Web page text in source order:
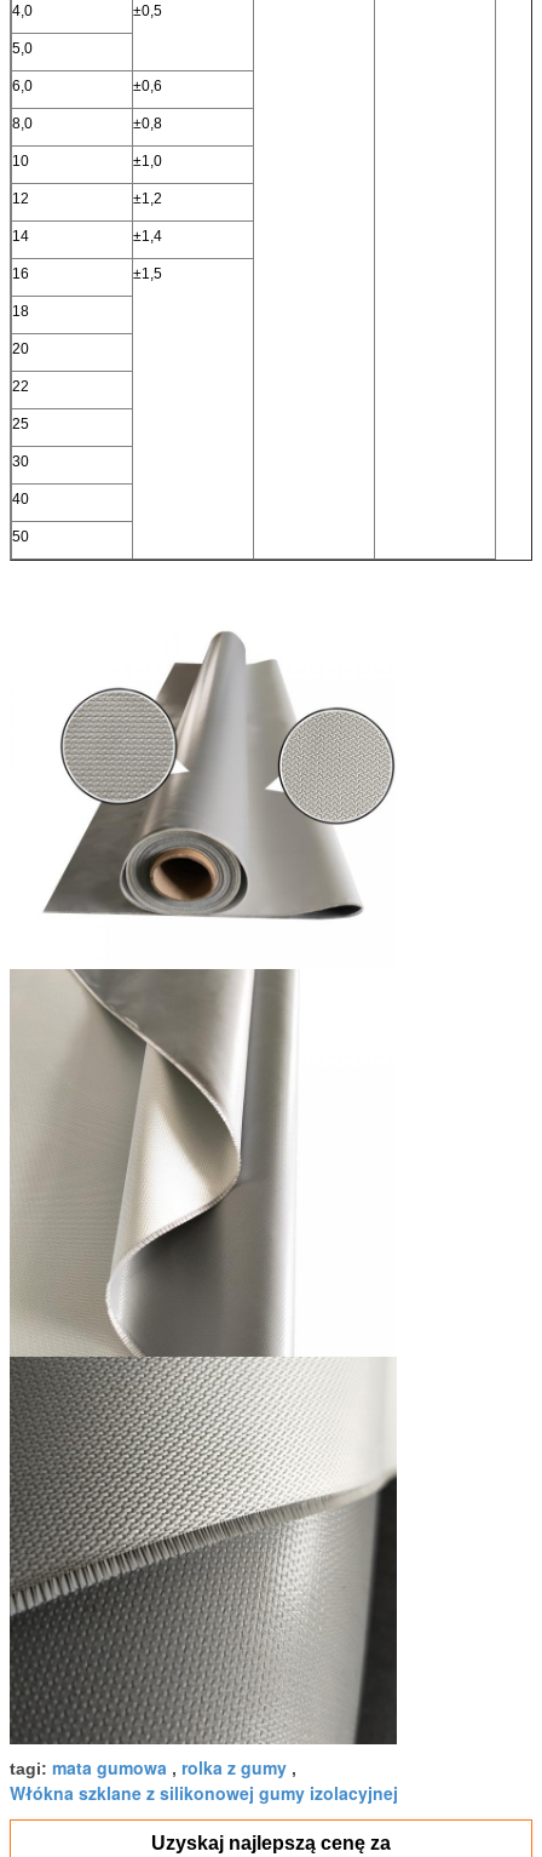
4,0 ±0,5
5,0
6,0 ±0,6
8,0 ±0,8
10 ±1,0
12 ±1,2
14 ±1,4
16 ±1,5
18
20
22
25
30
40
50
tagi: mata gumowa , rolka z gumy ,
Włókna szklane z silikonowej gumy izolacyjnej
Uzyskaj najlepszą cenę za